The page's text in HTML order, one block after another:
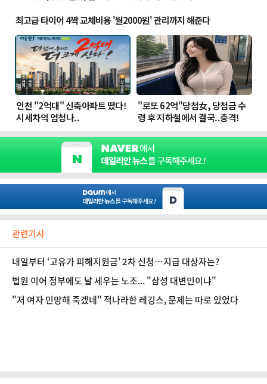
관련기사
내일부터 ‘고유가 피해지원금’ 2차 신청…지급 대상자는?
법원 이어 정부에도 날 세우는 노조... "삼성 대변인이냐"
"저 여자 민망해 죽겠네" 적나라한 레깅스, 문제는 따로 있었다